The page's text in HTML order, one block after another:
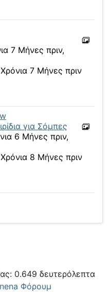
7 Μήνες πριν,
7 Μήνες πριν
για Σόμπες
6 Μήνες πριν,
8 Μήνες πριν
0.649 δευτερόλεπτα
Φόρουμ